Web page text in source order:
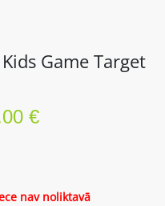
Game Target
€
nav noliktavā